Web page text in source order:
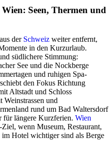
Seen, Thermen und
der Schweiz weiter entfernt,
in den Kurzurlaub.
südlichere Stimmung:
See und die Nockberge
und ruhigen Spa-
den Fokus Richtung
Altstadt und Schloss
Weinstrassen und
rund um Bad Waltersdorf
für längere Kurzferien. Wien
wenn Museum, Restaurant,
Hotel wichtiger sind als Berge